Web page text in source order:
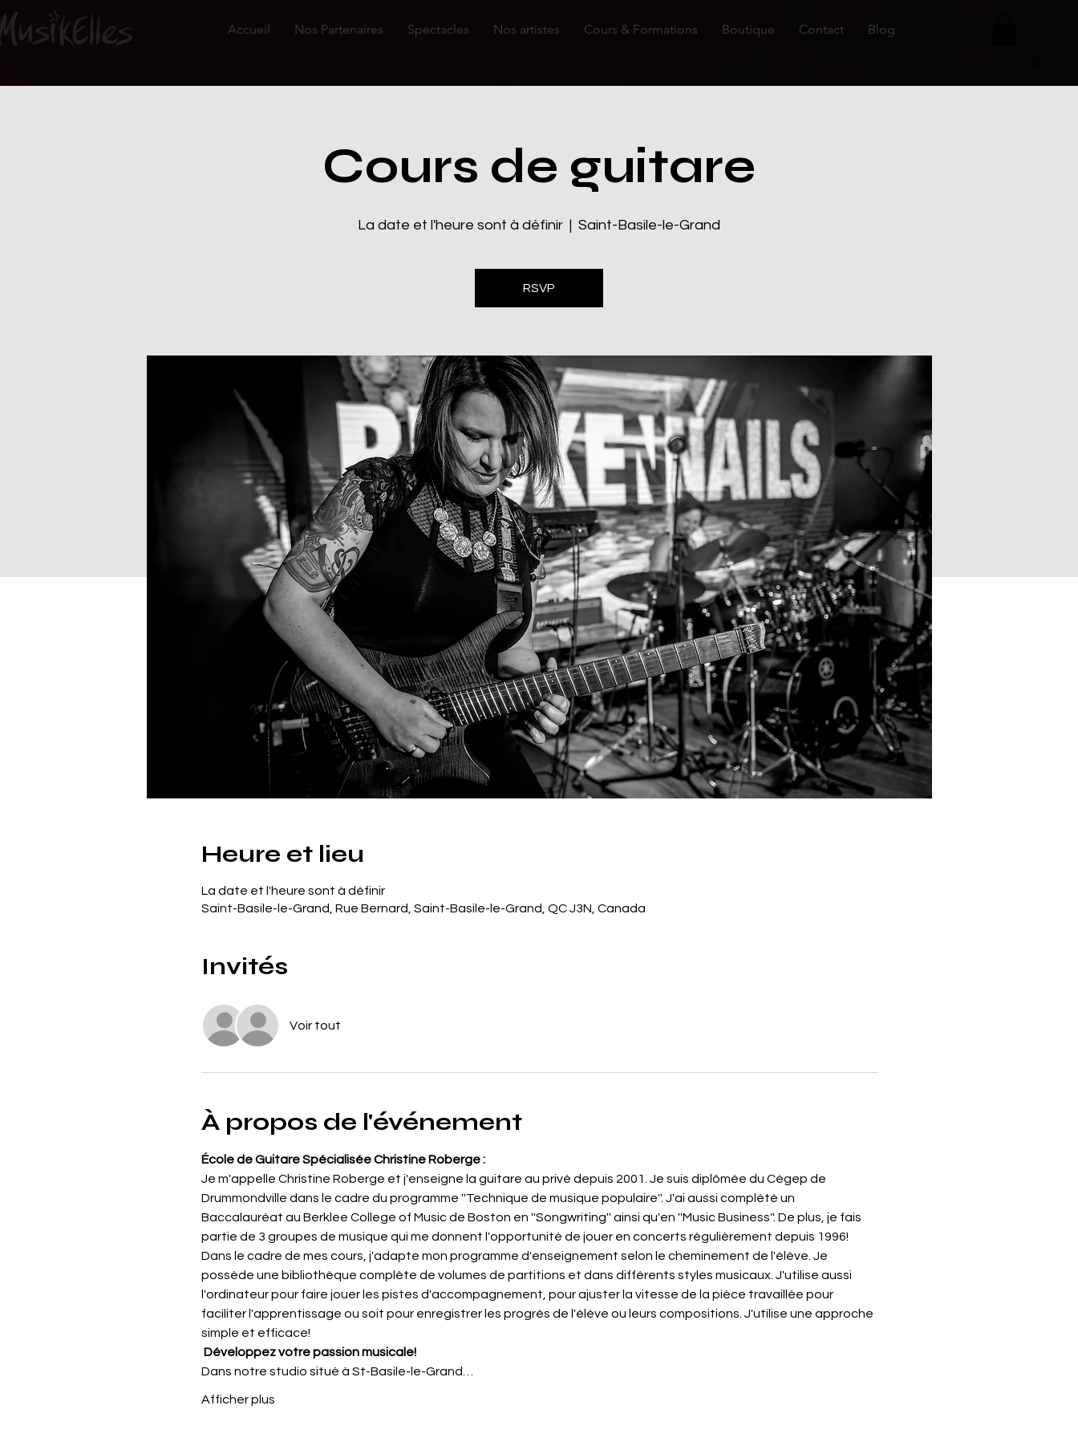
Accueil Nos Partenaires Spectacles Nos artistes Cours & Formations Boutique Contact Blog
Cours de guitare
La date et l'heure sont à définir
  |
Saint-Basile-le-Grand
RSVP
Heure et lieu
La date et l'heure sont à définir
Saint-Basile-le-Grand, Rue Bernard, Saint-Basile-le-Grand, QC J3N, Canada
Invités
Voir tout
À propos de l'événement
École de Guitare Spécialisée Christine Roberge :
Je m'appelle Christine Roberge et j'enseigne la guitare au privé depuis 2001. Je suis diplômée du Cégep de
Drummondville dans le cadre du programme ''Technique de musique populaire''. J'ai aussi complété un
Baccalauréat au Berklee College of Music de Boston en ''Songwriting'' ainsi qu'en ''Music Business''. De plus, je fais
partie de 3 groupes de musique qui me donnent l'opportunité de jouer en concerts régulièrement depuis 1996!
Dans le cadre de mes cours, j'adapte mon programme d'enseignement selon le cheminement de l'élève. Je
possède une bibliothèque complète de volumes de partitions et dans différents styles musicaux. J'utilise aussi
l'ordinateur pour faire jouer les pistes d'accompagnement, pour ajuster la vitesse de la pièce travaillée pour
faciliter l'apprentissage ou soit pour enregistrer les progrès de l'élève ou leurs compositions. J'utilise une approche
simple et efficace!
Développez votre passion musicale!
Dans notre studio situé à St-Basile-le-Grand…
Afficher plus